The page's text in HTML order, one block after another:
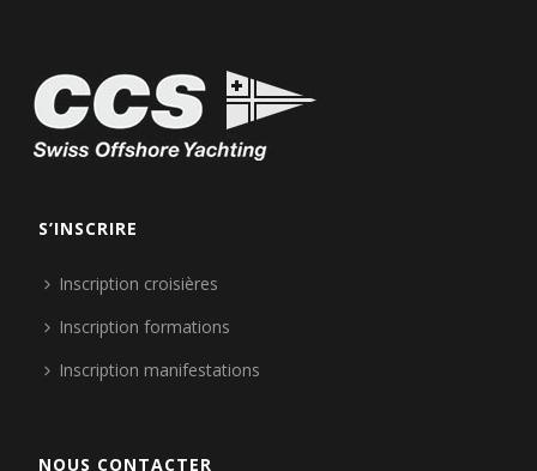
S’INSCRIRE
Inscription croisières
Inscription formations
Inscription manifestations
NOUS CONTACTER